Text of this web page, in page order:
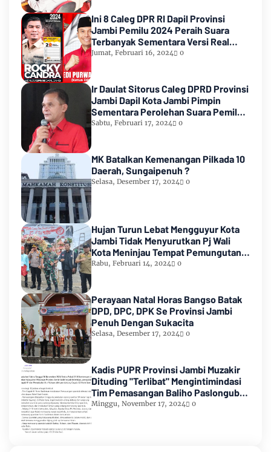
Ini 8 Caleg DPR RI Dapil Provinsi
Jambi Pemilu 2024 Peraih Suara
Terbanyak Sementara Versi Real
Count KPU RI
Jumat, Februari 16, 2024 0
Ir Daulat Sitorus Caleg DPRD Provinsi
Jambi Dapil Kota Jambi Pimpin
Sementara Perolehan Suara Pemilu
2024
Sabtu, Februari 17, 2024 0
MK Batalkan Kemenangan Pilkada 10
Daerah, Sungaipenuh ?
Selasa, Desember 17, 2024 0
Hujan Turun Lebat Mengguyur Kota
Jambi Tidak Menyurutkan Pj Wali
Kota Meninjau Tempat Pemungutan
Suara Pemilu 2024
Rabu, Februari 14, 2024 0
Perayaan Natal Horas Bangso Batak
DPD, DPC, DPK Se Provinsi Jambi
Penuh Dengan Sukacita
Selasa, Desember 17, 2024 0
Kadis PUPR Provinsi Jambi Muzakir
Dituding "Terlibat" Mengintimindasi
Tim Pemasangan Baliho Paslongub
Romi-Sudirman
Minggu, November 17, 2024 0